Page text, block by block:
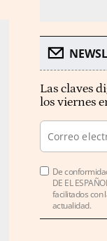
Las claves
los viernes
De
DE EL
facilitados con
actualidad.